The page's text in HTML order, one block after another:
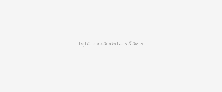
فروشگاه ساخته شده با شاپفا